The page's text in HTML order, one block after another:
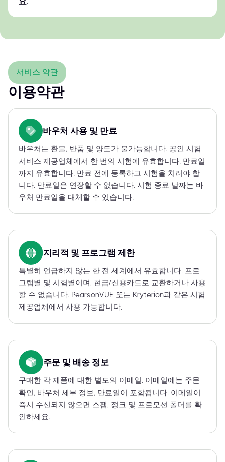
서비스 약관
이용약관
바우처 사용 및 만료
바우처는 환불, 반품 및 양도가 불가능합니다. 공인 시험
서비스 제공업체에서 한 번의 시험에 유효합니다. 만료일
까지 유효합니다. 만료 전에 등록하고 시험을 치러야 합
니다. 만료일은 연장할 수 없습니다. 시험 종료 날짜는 바
우처 만료일을 대체할 수 있습니다.
지리적 및 프로그램 제한
특별히 언급하지 않는 한 전 세계에서 유효합니다. 프로
그램별 및 시험별이며, 현금/신용카드로 교환하거나 사용
할 수 없습니다. PearsonVUE 또는 Kryterion과 같은 시험
제공업체에서 사용 가능합니다.
주문 및 배송 정보
구매한 각 제품에 대한 별도의 이메일. 이메일에는 주문
확인, 바우처 세부 정보, 만료일이 포함됩니다. 이메일이
즉시 수신되지 않으면 스팸, 정크 및 프로모션 폴더를 확
인하세요.